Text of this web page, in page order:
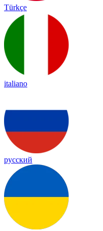
Türkçe
italiano
русский